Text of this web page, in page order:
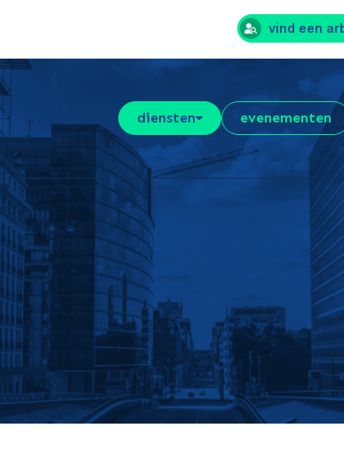
vind een
diensten evenementen